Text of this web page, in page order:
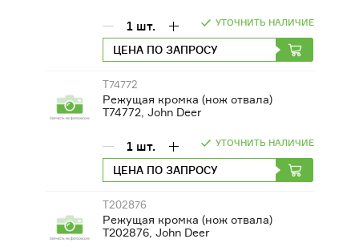
УТОЧНИТЬ НАЛИЧИЕ
1 шт.
ЦЕНА ПО ЗАПРОСУ
T74772
Режущая кромка (нож отвала)
T74772, John Deer
УТОЧНИТЬ НАЛИЧИЕ
1 шт.
ЦЕНА ПО ЗАПРОСУ
T202876
Режущая кромка (нож отвала)
T202876, John Deer